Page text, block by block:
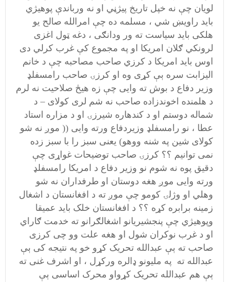
لویان چې نه خپل تاریخ پیژڼي او نه ورباندې پوهیژي
باید راویښ شي ، مسلمه ده چې امرالله صالح یو
هلکی باید سیاست ته ور ودانګی ، دغه ټول اغزی
لرونکي ګلان امریکا او په مجموع کې غرب کرلي دی
اوس باید امریکا د کرزي صاحب مصاحبه چې د خانم
الیزابت سره ېې کړی وه او کرزۍ صاحب رامسفلډ
وزیر دفاع د بوش ته وایی چې زه هیڅ صلاحیت نه لرم
د هلمنده اخوندزاده صاحب نه شم لری کولای – د
شماله دوستم او د کندهاره شیرزۍ او د مزاره استاد
عطا ، نو رامسفلډ وزیردفاع ورته وایی (( موږ نه شو
کولای شین په شنه ووهو) یعنی سبز را با سبز زده
نمی توانیم ؟؟ کرزۍ صاحب توضیحات غواړی چې
دقیق پوه نه شوم نو وزیر دفاع د امریکا رامسفلډ
ورته وایی موږ هغه دوستان او طرفداران نه شو
وهلي او وژلۍ کومو چې موږ ته د افغانستان د اشغال
زمینه برابره کړه ؟؟ د افغانستان خلک باید عمیقا
وپوهیژي چې پنجشیریانو اشغالګرانو ته خدمت ګاراي
او د غرب نوکران شول او هغه علت وو چی کرزی
صاحب ته ېې عبدالله تحریک کړو خو په نتیجه کی ېې
عبدالله ته په ملیونو ډالره ورکړل ، او اشرف غنی ته
ېې هم عبدالله تحریک کړواو محرک اساسی ېې